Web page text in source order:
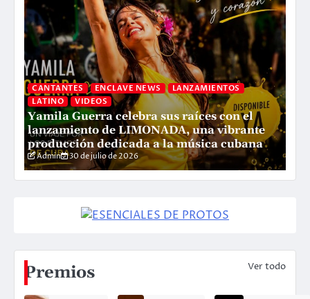
CANTANTES ENCLAVE NEWS
LANZAMIENTOS
LATINO
VIDEOS
Yamila Guerra celebra sus raíces con el
lanzamiento de LIMONADA, una vibrante
producción dedicada a la música cubana
Admin 30 de julio de 2026
Premios Ver todo